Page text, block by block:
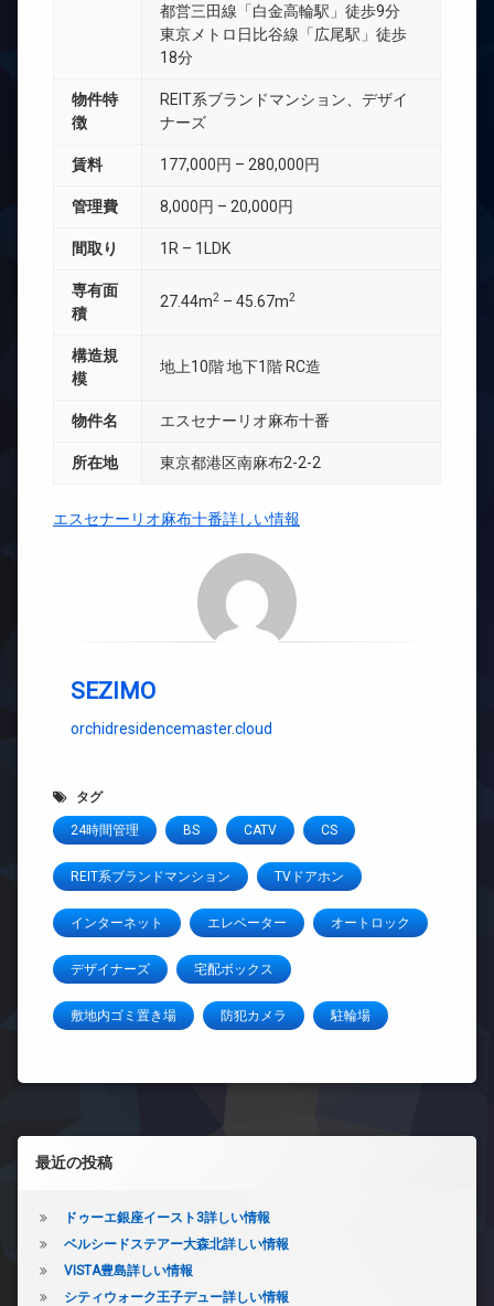
都営三田線「白金高輪駅」徒歩9分
東京メトロ日比谷線「広尾駅」徒歩
18分
物件特
徴
REIT系ブランドマンション、デザイ
ナーズ
賃料 177,000円 – 280,000円
管理費 8,000円 – 20,000円
間取り 1R – 1LDK
専有面
積
27.44m2 – 45.67m2
構造規
模
地上10階 地下1階 RC造
物件名 エスセナーリオ麻布十番
所在地 東京都港区南麻布2-2-2
エスセナーリオ麻布十番詳しい情報
SEZIMO
orchidresidencemaster.cloud
タグ
24時間管理 BS CATV CS
REIT系ブランドマンション TVドアホン
インターネット エレベーター オートロック
デザイナーズ 宅配ボックス
敷地内ゴミ置き場 防犯カメラ 駐輪場
左サイドバー
最近の投稿
ドゥーエ銀座イースト3詳しい情報
ベルシードステアー大森北詳しい情報
VISTA豊島詳しい情報
シティウォーク王子デュー詳しい情報